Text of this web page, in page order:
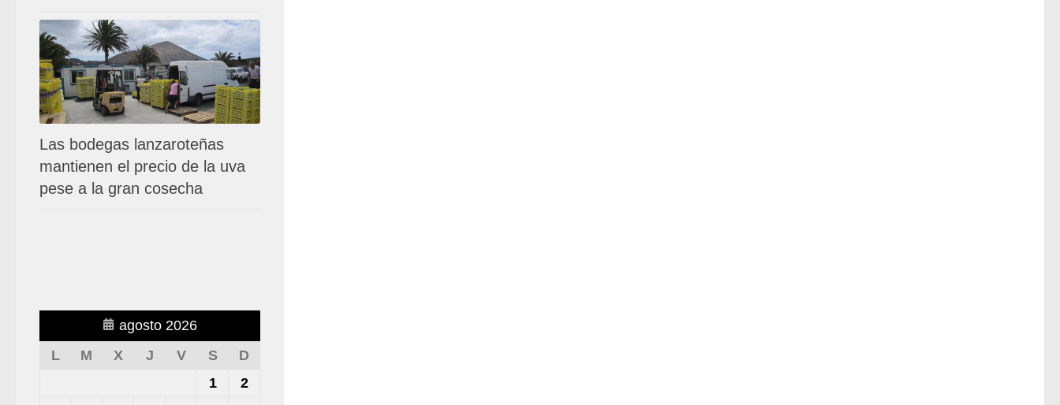
Las bodegas lanzaroteñas
mantienen el precio de la uva
pese a la gran cosecha
agosto 2026
L
M X J V S
D
1
2